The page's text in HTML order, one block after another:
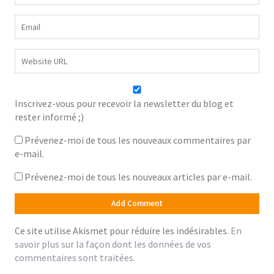
Inscrivez-vous pour recevoir la newsletter du blog et
rester informé ;)
Prévenez-moi de tous les nouveaux commentaires par
e-mail.
Prévenez-moi de tous les nouveaux articles par e-mail.
Ce site utilise Akismet pour réduire les indésirables. En
savoir plus sur la façon dont les données de vos
commentaires sont traitées.